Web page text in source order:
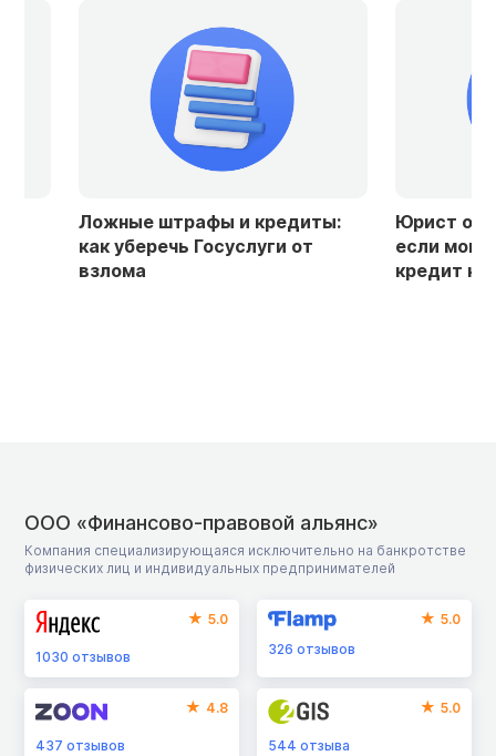
Ложные штрафы и кредиты:
как уберечь Госуслуги от
взлома
Юрист
если
кредит на ваше
ООО «Финансово-правовой альянс»
Компания специализирующаяся исключительно на банкротстве
физических лиц и индивидуальных предпринимателей
5.0
1030 отзывов
5.0
326отзывов
4.8
437 отзывов
5.0
544отзыва